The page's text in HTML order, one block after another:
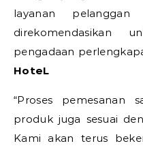
layanan
pengadaan
HoteL
“Proses pemesanan
produk juga sesuai
Kami akan terus